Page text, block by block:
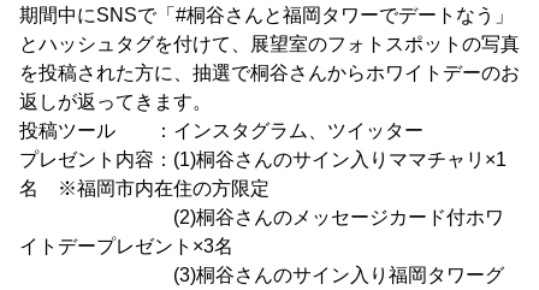
期間中にSNSで「#桐谷さんと福岡タワーでデートなう」
とハッシュタグを付けて、展望室のフォトスポットの写真
を投稿された方に、抽選で桐谷さんからホワイトデーのお
返しが返ってきます。
投稿ツール ：インスタグラム、ツイッター
プレゼント内容：(1)桐谷さんのサイン入りママチャリ×1
名 ※福岡市内在住の方限定
(2)桐谷さんのメッセージカード付ホワ
イトデープレゼント×3名
(3)桐谷さんのサイン入り福岡タワーグ